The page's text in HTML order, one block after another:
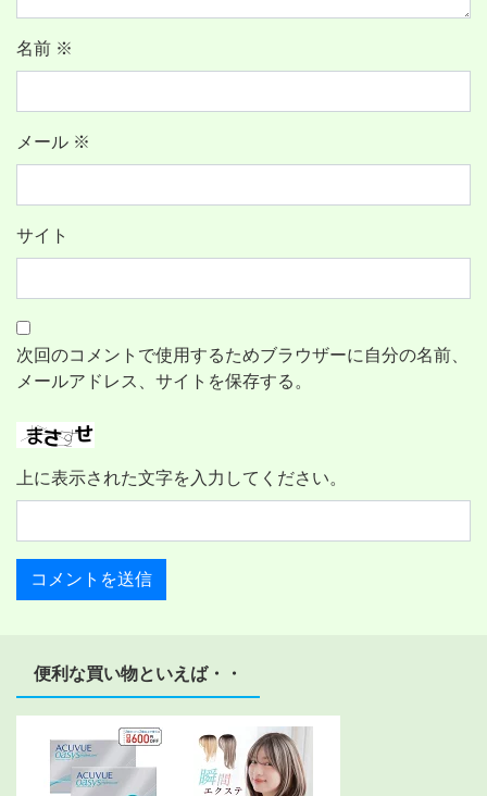
名前 ※
メール ※
サイト
次回のコメントで使用するためブラウザーに自分の名前、
メールアドレス、サイトを保存する。
上に表示された文字を入力してください。
便利な買い物といえば・・